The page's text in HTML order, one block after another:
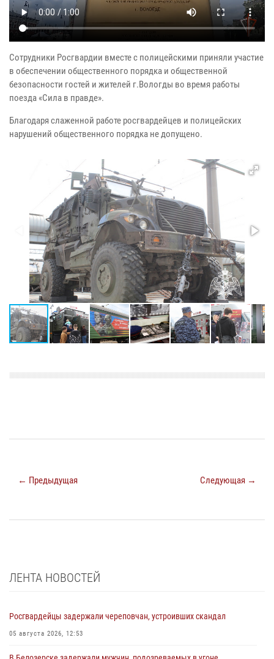
Сотрудники Росгвардии вместе с полицейскими приняли участие
в обеспечении общественного порядка и общественной
безопасности гостей и жителей г.Вологды во время работы
поезда «Сила в правде».
Благодаря слаженной работе росгвардейцев и полицейских
нарушений общественного порядка не допущено.
← Предыдущая Следующая →
ЛЕНТА НОВОСТЕЙ
Росгвардейцы задержали череповчан, устроивших скандал
05 августа 2026, 12:53